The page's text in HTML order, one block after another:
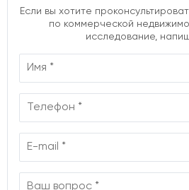
Если вы хотите
по коммерческой
исследование,